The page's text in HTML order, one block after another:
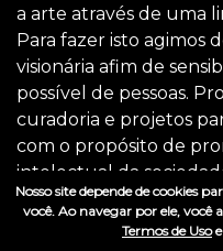
a arte através de uma
Para fazer isto agimos
visionária afim de
possível de pessoas.
curadoria e projetos
com o propósito de
intelectual da
SIGA-NOS
Nosso site depende de cookies
você. Ao navegar por ele,
Termos de Usoe